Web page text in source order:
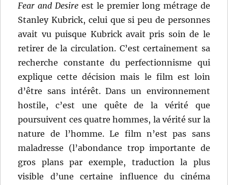
Fear and Desire est le premier long métrage de
Stanley Kubrick, celui que si peu de personnes
avait vu puisque Kubrick avait pris soin de le
retirer de la circulation. C’est certainement sa
recherche constante du perfectionnisme qui
explique cette décision mais le film est loin
d’être sans intérêt. Dans un environnement
hostile, c’est une quête de la vérité que
poursuivent ces quatre hommes, la vérité sur la
nature de l’homme. Le film n’est pas sans
maladresse (l’abondance trop importante de
gros plans par exemple, traduction la plus
visible d’une certaine influence du cinéma